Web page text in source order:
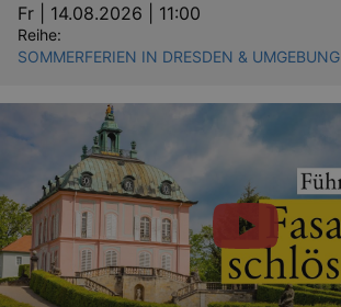
Fr | 14.08.2026 | 11:00
Reihe:
SOMMERFERIEN IN DRESDEN & UMGEBUNG